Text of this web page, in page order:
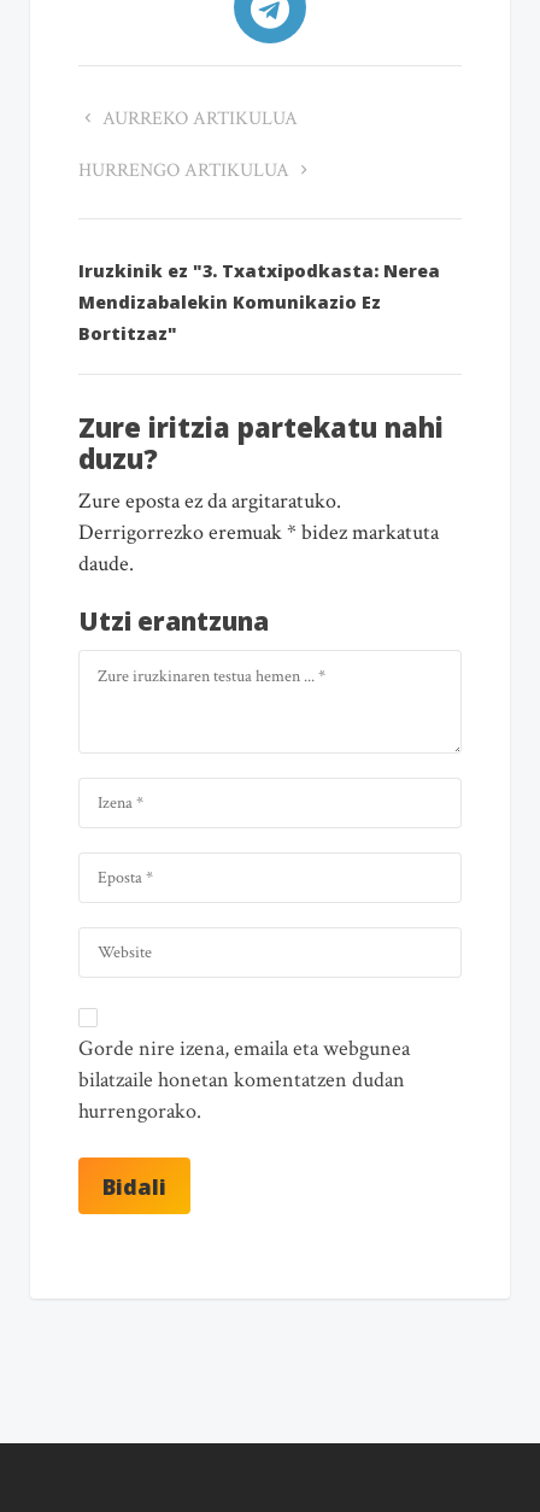
AURREKO ARTIKULUA
HURRENGO ARTIKULUA
Iruzkinik ez "3. Txatxipodkasta: Nerea
Mendizabalekin Komunikazio Ez
Bortitzaz"
Zure iritzia partekatu nahi
duzu?
Zure eposta ez da argitaratuko.
Derrigorrezko eremuak * bidez markatuta
daude.
Utzi erantzuna
Gorde nire izena, emaila eta webgunea
bilatzaile honetan komentatzen dudan
hurrengorako.